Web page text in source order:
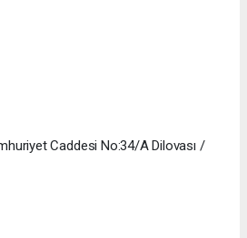
Caddesi No:34/A Dilovası /